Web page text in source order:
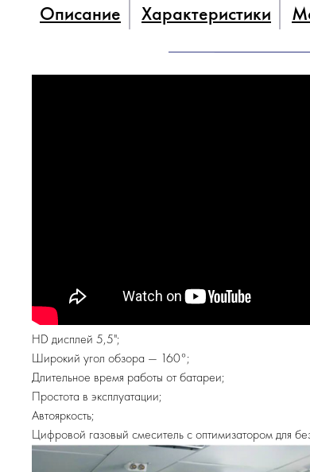
Описание Характеристики
HD дисплей 5,5";
Широкий угол обзора — 160°;
Длительное время работы от батареи;
Простота в эксплуатации;
Автояркость;
Цифровой газовый смеситель с оптимизатором для